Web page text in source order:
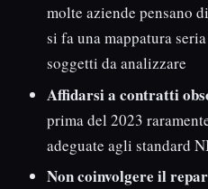
molte aziende pensano
si fa una mappatura
soggetti da analizzare
Affidarsi a contratti
prima del 2023
adeguate agli standard
Non coinvolgere il